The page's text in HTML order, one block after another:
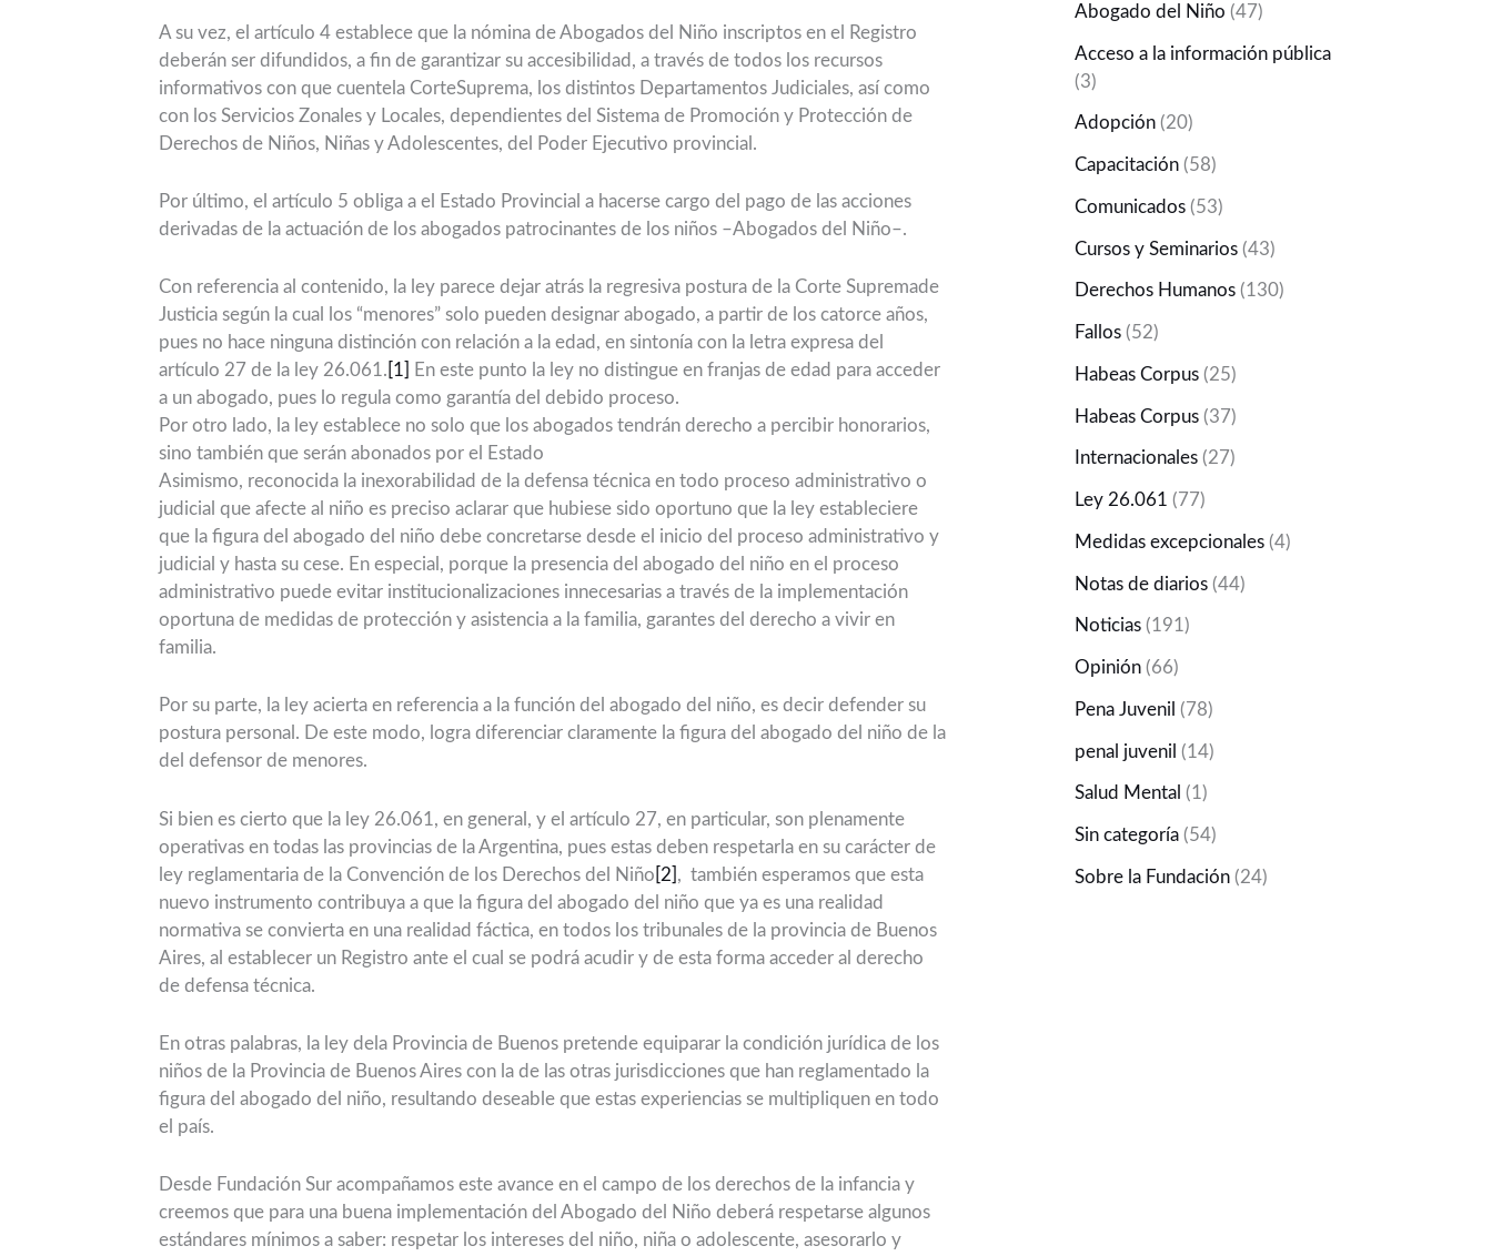
A su vez, el artículo 4 establece que la nómina de Abogados del Niño inscriptos en el Registro
deberán ser difundidos, a fin de garantizar su accesibilidad, a través de todos los recursos
informativos con que cuentela CorteSuprema, los distintos Departamentos Judiciales, así como
con los Servicios Zonales y Locales, dependientes del Sistema de Promoción y Protección de
Derechos de Niños, Niñas y Adolescentes, del Poder Ejecutivo provincial.
Por último, el artículo 5 obliga a el Estado Provincial a hacerse cargo del pago de las acciones
derivadas de la actuación de los abogados patrocinantes de los niños –Abogados del Niño–.
Con referencia al contenido, la ley parece dejar atrás la regresiva postura de la Corte Supremade
Justicia según la cual los “menores” solo pueden designar abogado, a partir de los catorce años,
pues no hace ninguna distinción con relación a la edad, en sintonía con la letra expresa del
artículo 27 de la ley 26.061. [1]
En este punto la ley no distingue en franjas de edad para acceder
a un abogado, pues lo regula como garantía del debido proceso.
Por otro lado, la ley establece no solo que los abogados tendrán derecho a percibir honorarios,
sino también que serán abonados por el Estado
Asimismo, reconocida la inexorabilidad de la defensa técnica en todo proceso administrativo o
judicial que afecte al niño es preciso aclarar que hubiese sido oportuno que la ley estableciere
que la figura del abogado del niño debe concretarse desde el inicio del proceso administrativo y
judicial y hasta su cese. En especial, porque la presencia del abogado del niño en el proceso
administrativo puede evitar institucionalizaciones innecesarias a través de la implementación
oportuna de medidas de protección y asistencia a la familia, garantes del derecho a vivir en
familia.
Por su parte, la ley acierta en referencia a la función del abogado del niño, es decir defender su
postura personal. De este modo, logra diferenciar claramente la figura del abogado del niño de la
del defensor de menores.
Si bien es cierto que la ley 26.061, en general, y el artículo 27, en particular, son plenamente
operativas en todas las provincias de la Argentina, pues estas deben respetarla en su carácter de
ley reglamentaria de la Convención de los Derechos del Niño [2] , también esperamos que esta
nuevo instrumento contribuya a que la figura del abogado del niño que ya es una realidad
normativa se convierta en una realidad fáctica, en todos los tribunales de la provincia de Buenos
Aires, al establecer un Registro ante el cual se podrá acudir y de esta forma acceder al derecho
de defensa técnica.
En otras palabras, la ley dela Provincia de Buenos pretende equiparar la condición jurídica de los
niños de la Provincia de Buenos Aires con la de las otras jurisdicciones que han reglamentado la
figura del abogado del niño, resultando deseable que estas experiencias se multipliquen en todo
el país.
Desde Fundación Sur acompañamos este avance en el campo de los derechos de la infancia y
creemos que para una buena implementación del Abogado del Niño deberá respetarse algunos
estándares mínimos a saber: respetar los intereses del niño, niña o adolescente, asesorarlo y
Abogado del Niño (47)
Acceso a la información pública
(3)
Adopción (20)
Capacitación (58)
Comunicados (53)
Cursos y Seminarios (43)
Derechos Humanos (130)
Fallos (52)
Habeas Corpus (25)
Habeas Corpus (37)
Internacionales (27)
Ley 26.061 (77)
Medidas excepcionales (4)
Notas de diarios (44)
Noticias (191)
Opinión (66)
Pena Juvenil (78)
penal juvenil (14)
Salud Mental (1)
Sin categoría (54)
Sobre la Fundación (24)